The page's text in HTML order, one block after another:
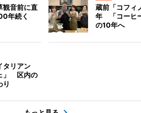
観音前に直
年続く
蔵前「コフィ
年 「コーヒ
の10年へ
タリアン
」 区内の
り